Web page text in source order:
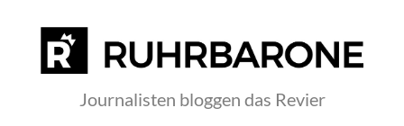
Journalisten bloggen das Revier